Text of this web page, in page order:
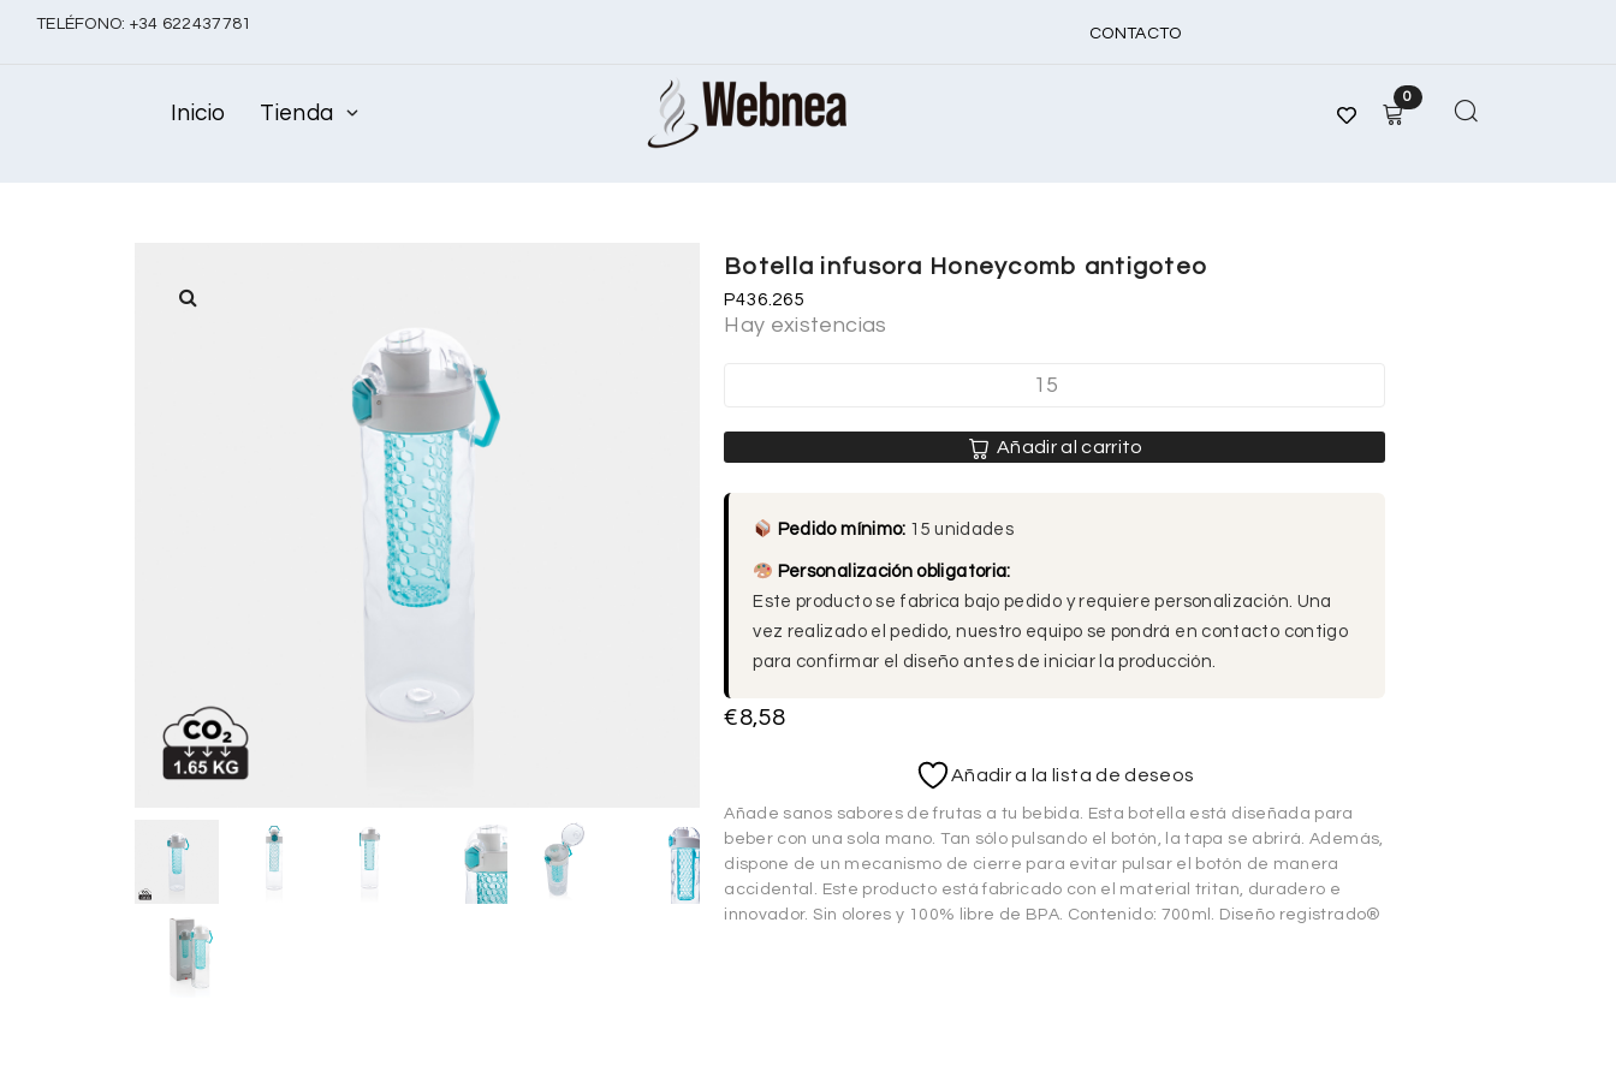
TELÉFONO: +34 622437781
CONTACTO
Inicio Tienda
0
Botella infusora Honeycomb antigoteo
P436.265
Hay existencias
Añadir al carrito
Pedido mínimo: 15 unidades
Personalización obligatoria:
Este producto se fabrica bajo pedido y requiere personalización. Una
vez realizado el pedido, nuestro equipo se pondrá en contacto contigo
para confirmar el diseño antes de iniciar la producción.
€8,58
Añadir a la lista de deseos
Añade sanos sabores de frutas a tu bebida. Esta botella está diseñada para
beber con una sola mano. Tan sólo pulsando el botón, la tapa se abrirá. Además,
dispone de un mecanismo de cierre para evitar pulsar el botón de manera
accidental. Este producto está fabricado con el material tritan, duradero e
innovador. Sin olores y 100% libre de BPA. Contenido: 700ml. Diseño registrado®